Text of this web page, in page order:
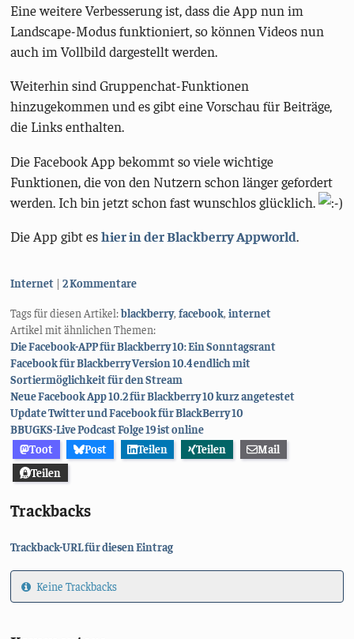
Eine weitere Verbesserung ist, dass die App nun im
Landscape-Modus funktioniert, so können Videos nun
auch im Vollbild dargestellt werden.
Weiterhin sind Gruppenchat-Funktionen
hinzugekommen und es gibt eine Vorschau für Beiträge,
die Links enthalten.
Die Facebook App bekommt so viele wichtige
Funktionen, die von den Nutzern schon länger gefordert
werden. Ich bin jetzt schon fast wunschlos glücklich.
Die App gibt eshier in der Blackberry Appworld.
Kategorien:
Internet 2 Kommentare
Tags für diesen Artikel:blackberry,facebook,internet
Artikel mit ähnlichen Themen:
Die Facebook-APP für Blackberry 10: Ein Sonntagsrant
Facebook für Blackberry Version 10.4 endlich mit
Sortiermöglichkeit für den Stream
Neue Facebook App 10.2 für Blackberry 10 kurz angetestet
Update Twitter und Facebook für BlackBerry 10
BBUGKS-Live Podcast Folge 19 ist online
Toot
Post Teilen Teilen
Mail
Teilen
Trackbacks
Trackback-URL für diesen Eintrag
Keine Trackbacks